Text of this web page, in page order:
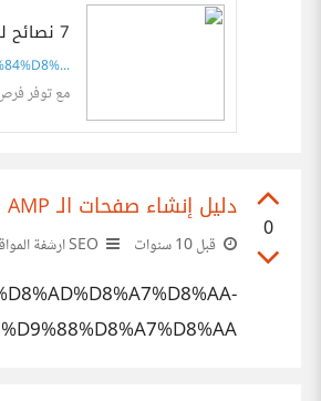
7 نصائح لبدء العمل من المنزل | معهد سيو بالعربي
مع توفر
0
دليل إنشاء صفحات الـ AMP بأربع خطوات
قبل 10 سنوات